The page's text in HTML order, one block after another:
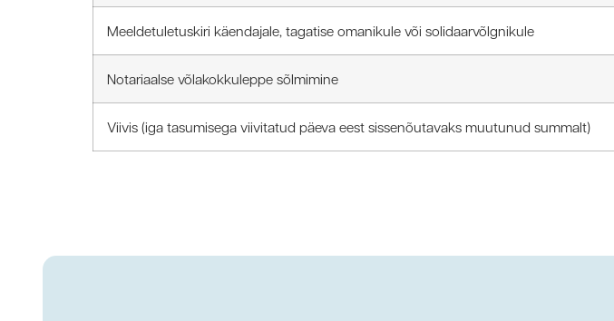
Meeldetuletuskiri käendajale, tagatise omanikule või solidaarvõlgnikule
Notariaalse võlakokkuleppe sõlmimine
Viivis (iga tasumisega viivitatud päeva eest sissenõutavaks muutunud summalt)